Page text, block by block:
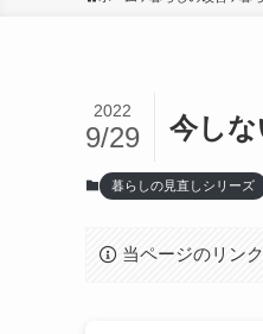
今し
2022
9/29
暮らしの見直しシリーズ
当ページのリン